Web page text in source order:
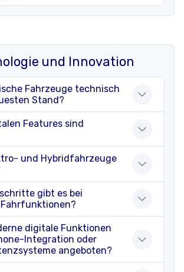
und Innovation
Fahrzeuge technisch
Stand?
Features sind
und Hybridfahrzeuge
gibt es bei
digitale Funktionen
Integration oder
angeboten?